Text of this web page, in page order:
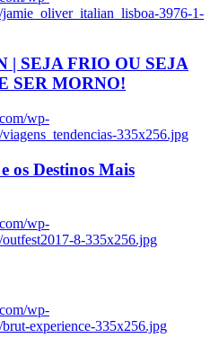
3976-1-
| SEJA FRIO OU SEJA
SER MORNO!
wp-
335x256.jpg
os Destinos Mais
wp-
8-335x256.jpg
wp-
experience-335x256.jpg